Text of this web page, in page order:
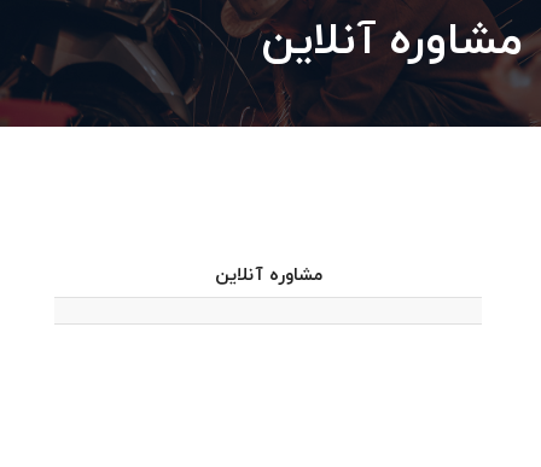
مشاوره آنلاین
مشاوره آنلاین